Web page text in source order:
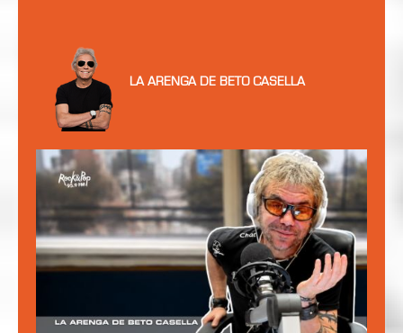
LA ARENGA DE BETO CASELLA